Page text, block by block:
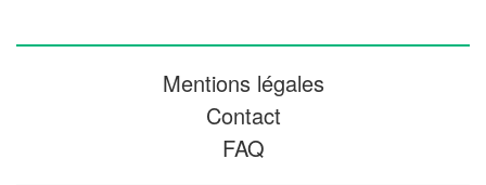
Mentions légales
Contact
FAQ